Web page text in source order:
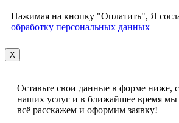
Нажимая на кнопку "Оплатить", Я
обработку персональных данных
X
Оставьте свои данные в форме ниже,
наших услуг и в ближайшее время
всё расскажем и оформим заявку!